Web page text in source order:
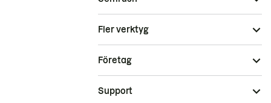
Fler verktyg
Företag
Support